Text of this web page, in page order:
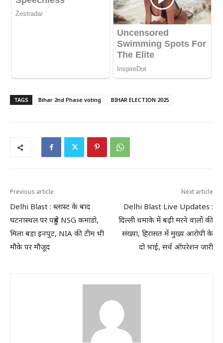
TAGS Bihar 2nd Phase voting BIHAR ELECTION 2025
Previous article
Delhi Blast : ब्लास्ट के बाद
घटनास्थल पर पहुंचे NSG कमांडो,
मिला बड़ा इनपुट, NIA की टीम भी
मौके पर मौजूद
Next article
Delhi Blast Live Updates :
दिल्ली धमाके में बढ़ी मरने वालों की
संख्या, हिरासत में मुख्य आरोपी के
दो भाई, सर्च ऑपरेशन जारी